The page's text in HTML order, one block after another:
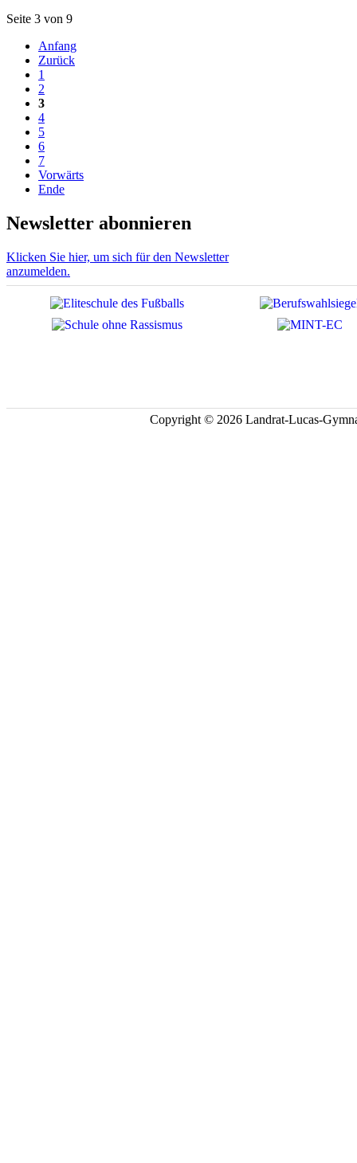
Seite 3 von 9
Anfang
Zurück
1
2
3
4
5
6
7
Vorwärts
Ende
Newsletter abonnieren
Klicken Sie hier, um sich für den Newsletter
anzumelden.
Copyright © 2026 Landrat-Lucas-